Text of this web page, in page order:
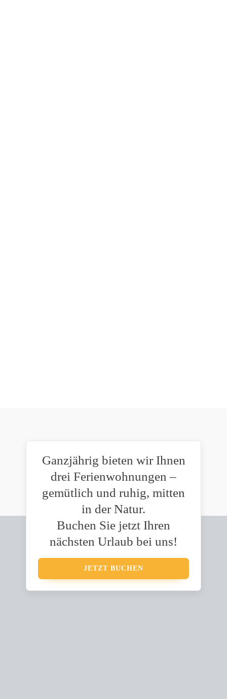
Ganzjährig bieten wir Ihnen
drei Ferienwohnungen –
gemütlich und ruhig, mitten
in der Natur.
Buchen Sie jetzt Ihren
nächsten Urlaub bei uns!
JETZT BUCHEN